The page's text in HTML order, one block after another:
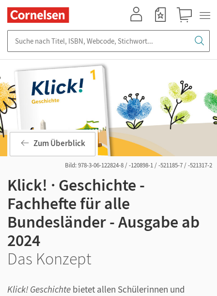
Bild: 978-3-06-122824-8 / -120898-1 / -521185-7 / -521317-2
Zum Überblick
Klick! · Geschichte -
Fachhefte für alle
Bundesländer - Ausgabe ab
2024
Das Konzept
Klick! Geschichte bietet allen Schülerinnen und